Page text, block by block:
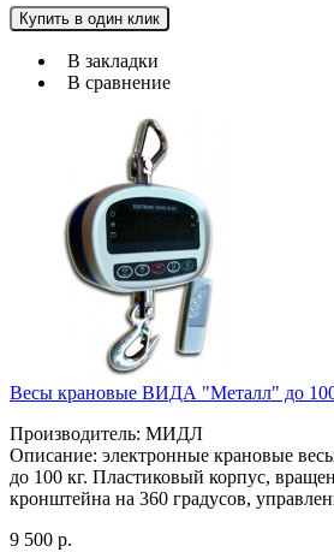
Купить в один клик
В закладки
В сравнение
Весы крановые ВИДА "Металл" до
Производитель: МИДЛ
Описание: электронные крановые
до 100 кг. Пластиковый корпус,
кронштейна на 360 градусов,
9 500 р.